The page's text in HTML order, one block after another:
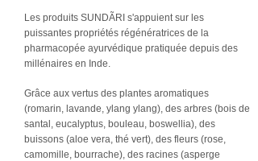
Les produits SUNDÃRI s'appuient sur les
puissantes propriétés régénératrices de la
pharmacopée ayurvédique pratiquée depuis des
millénaires en Inde.
Grâce aux vertus des plantes aromatiques
(romarin, lavande, ylang ylang), des arbres (bois de
santal, eucalyptus, bouleau, boswellia), des
buissons (aloe vera, thé vert), des fleurs (rose,
camomille, bourrache), des racines (asperge